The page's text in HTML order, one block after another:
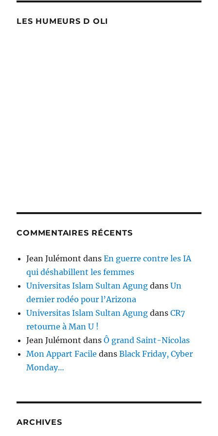
LES HUMEURS D OLI
COMMENTAIRES RÉCENTS
Jean Julémont dansEn guerre contre les IA
qui déshabillent les femmes
Universitas Islam Sultan Agung dansUn
dernier rodéo pour l’Arizona
Universitas Islam Sultan Agung dansCR7
retourne à Man U !
Jean Julémont dansÔ grand Saint-Nicolas
Mon Appart Facile dansBlack Friday, Cyber
Monday…
ARCHIVES